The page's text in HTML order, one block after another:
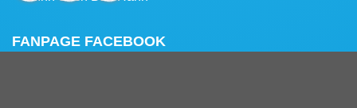
FANPAGE FACEBOOK